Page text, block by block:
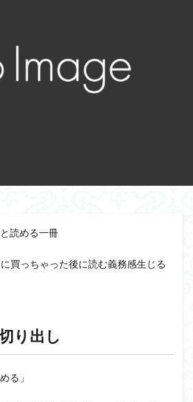
読める一冊
買っちゃった後に読む義務感生じる
り出し
る」